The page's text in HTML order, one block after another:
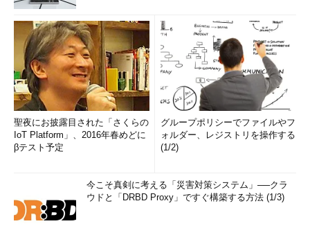
聖夜にお披露目された「さくらの
IoT Platform」、2016年春めどに
βテスト予定
グループポリシーでファイルやフ
ォルダー、レジストリを操作する
(1/2)
今こそ真剣に考える「災害対策システム」──クラ
ウドと「DRBD Proxy」ですぐ構築する方法 (1/3)